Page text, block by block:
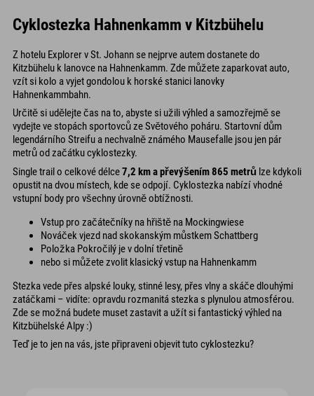
Cyklostezka Hahnenkamm v Kitzbühelu
Z hotelu Explorer v St. Johann se nejprve autem dostanete do
Kitzbühelu k lanovce na Hahnenkamm. Zde můžete zaparkovat auto,
vzít si kolo a vyjet gondolou k horské stanici lanovky
Hahnenkammbahn.
Určitě si udělejte čas na to, abyste si užili výhled a samozřejmě se
vydejte ve stopách sportovců ze Světového poháru. Startovní dům
legendárního Streifu a nechvalně známého Mausefalle jsou jen pár
metrů od začátku cyklostezky.
Single trail o celkové délce7,2 km a převýšením 865 metrů lze kdykoli
opustit na dvou místech, kde se odpojí. Cyklostezka nabízí vhodné
vstupní body pro všechny úrovně obtížnosti.
Vstup pro začátečníky na hřiště na Mockingwiese
Nováček vjezd nad skokanským můstkem Schattberg
Položka Pokročilý je v dolní třetině
nebo si můžete zvolit klasický vstup na Hahnenkamm
Stezka vede přes alpské louky, stinné lesy, přes vlny a skáče dlouhými
zatáčkami – vidíte: opravdu rozmanitá stezka s plynulou atmosférou.
Zde se možná budete muset zastavit a užít si fantastický výhled na
Kitzbühelské Alpy :)
Teď je to jen na vás, jste připraveni objevit tuto cyklostezku?